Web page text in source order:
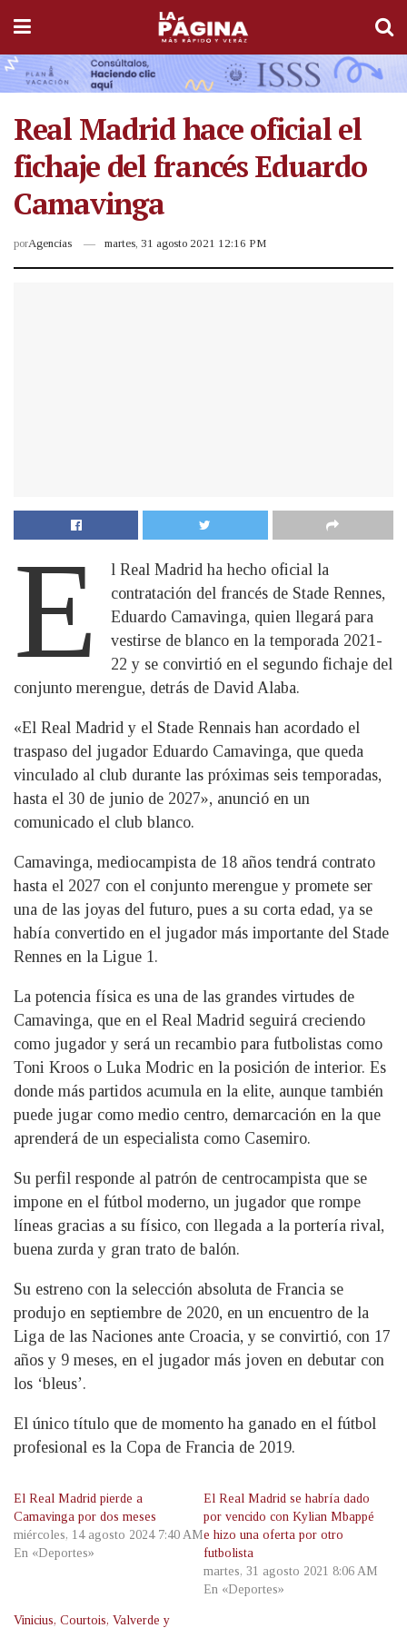
Real Madrid hace oficial el
fichaje del francés Eduardo
Camavinga
porAgencias martes, 31 agosto 2021 12:16 PM
E
l Real Madrid ha hecho oficial la
contratación del francés de Stade Rennes,
Eduardo Camavinga, quien llegará para
vestirse de blanco en la temporada 2021-
22 y se convirtió en el segundo fichaje del
conjunto merengue, detrás de David Alaba.
«El Real Madrid y el Stade Rennais han acordado el
traspaso del jugador Eduardo Camavinga, que queda
vinculado al club durante las próximas seis temporadas,
hasta el 30 de junio de 2027», anunció en un
comunicado el club blanco.
Camavinga, mediocampista de 18 años tendrá contrato
hasta el 2027 con el conjunto merengue y promete ser
una de las joyas del futuro, pues a su corta edad, ya se
había convertido en el jugador más importante del Stade
Rennes en la Ligue 1.
La potencia física es una de las grandes virtudes de
Camavinga, que en el Real Madrid seguirá creciendo
como jugador y será un recambio para futbolistas como
Toni Kroos o Luka Modric en la posición de interior. Es
donde más partidos acumula en la elite, aunque también
puede jugar como medio centro, demarcación en la que
aprenderá de un especialista como Casemiro.
Su perfil responde al patrón de centrocampista que se
impone en el fútbol moderno, un jugador que rompe
líneas gracias a su físico, con llegada a la portería rival,
buena zurda y gran trato de balón.
Su estreno con la selección absoluta de Francia se
produjo en septiembre de 2020, en un encuentro de la
Liga de las Naciones ante Croacia, y se convirtió, con 17
años y 9 meses, en el jugador más joven en debutar con
los ‘bleus’.
El único título que de momento ha ganado en el fútbol
profesional es la Copa de Francia de 2019.
El Real Madrid pierde a
Camavinga por dos meses
miércoles, 14 agosto 2024 7:40 AM
En «Deportes»
El Real Madrid se habría dado
por vencido con Kylian Mbappé
e hizo una oferta por otro
futbolista
martes, 31 agosto 2021 8:06 AM
En «Deportes»
Vinicius, Courtois, Valverde y